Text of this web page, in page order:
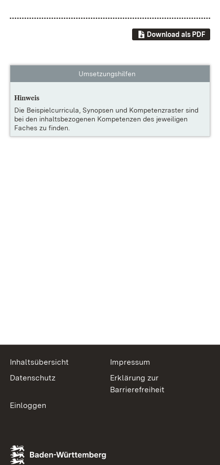
Download als PDF
Umsetzungshilfen
Hinweis
Die Beispielcurricula, Synopsen und Kompetenzraster sind
bei den inhaltsbezogenen Kompetenzen des jeweiligen
Faches zu finden.
Inhaltsübersicht
Impressum
Datenschutz
Erklärung zur
Barrierefreiheit
Einloggen